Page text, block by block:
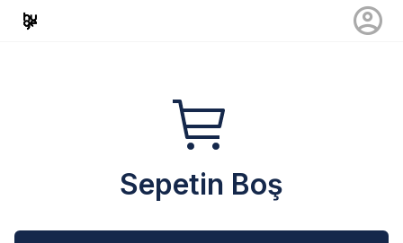
Sepetin Boş